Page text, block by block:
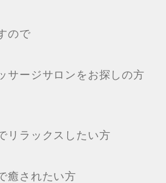
ので
サージサロンをお探しの方
リラックスしたい方
癒されたい方